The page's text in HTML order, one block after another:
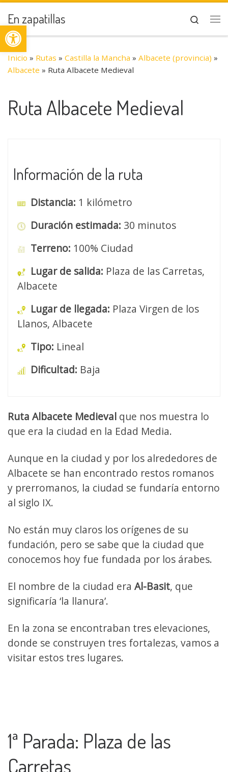
Abrir barra de herramientas
Saltar al contenido
En zapatillas
Search
Inicio » Rutas » Castilla la Mancha » Albacete (provincia) »
Albacete » Ruta Albacete Medieval
Ruta Albacete Medieval
Información de la ruta
Distancia: 1 kilómetro
Duración estimada: 30 minutos
Terreno: 100% Ciudad
Lugar de salida: Plaza de las Carretas,
Albacete
Lugar de llegada: Plaza Virgen de los
Llanos, Albacete
Tipo: Lineal
Dificultad: Baja
Ruta Albacete Medieval que nos muestra lo
que era la ciudad en la Edad Media.
Aunque en la ciudad y por los alrededores de
Albacete se han encontrado restos romanos
y prerromanos, la ciudad se fundaría entorno
al siglo IX.
No están muy claros los orígenes de su
fundación, pero se sabe que la ciudad que
conocemos hoy fue fundada por los árabes.
El nombre de la ciudad era Al-Basit, que
significaría ‘la llanura’.
En la zona se encontraban tres elevaciones,
donde se construyen tres fortalezas, vamos a
visitar estos tres lugares.
1ª Parada: Plaza de las
Carretas